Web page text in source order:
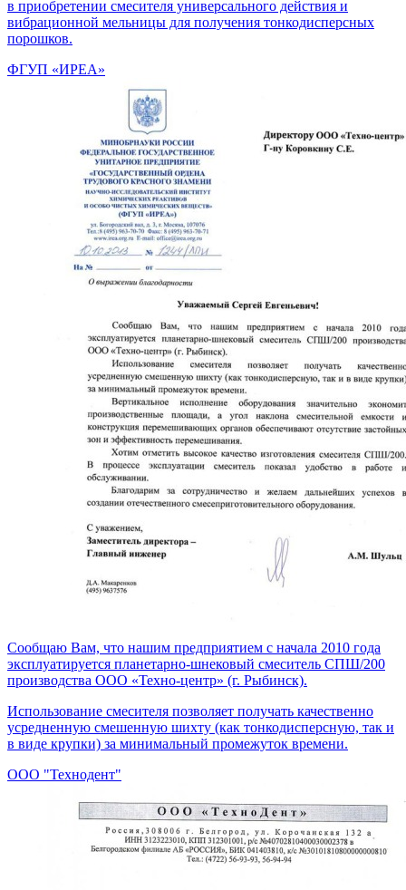
в приобретении смесителя универсального действия и
вибрационной мельницы для получения тонкодисперсных
порошков.
ФГУП «ИРЕА»
Сообщаю Вам, что нашим предприятием с начала 2010 года
эксплуатируется планетарно-шнековый смеситель СПШ/200
производства ООО «Техно-центр» (г. Рыбинск).
Использование смесителя позволяет получать качественно
усредненную смешенную шихту (как тонкодисперсную, так и
в виде крупки) за минимальный промежуток времени.
ООО "Технодент"